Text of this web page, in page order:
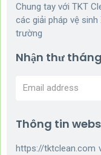
Chung tay với TKT
các giải pháp vệ
trường
Nhận thư tháng
Thông tin
https://tktclean.com